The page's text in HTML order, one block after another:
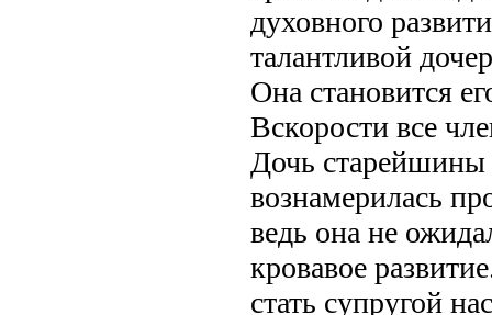
духовного
талантливой
Она становится
Вскорости все
Дочь
вознамерилась
ведь она не
кровавое
стать супругой